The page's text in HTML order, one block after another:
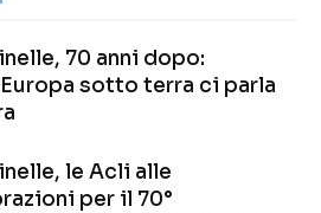
70 anni dopo:
sotto terra ci parla
le Acli alle
per il 70°